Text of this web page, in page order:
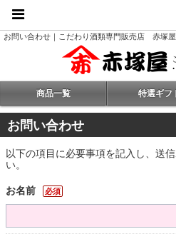
お問い合わせ｜こだわり酒類専門販売店 赤塚屋
商品一覧 特選ギフ
お問い合わせ
以下の項目に必要事項を記入し、送
い。
お名前 必須